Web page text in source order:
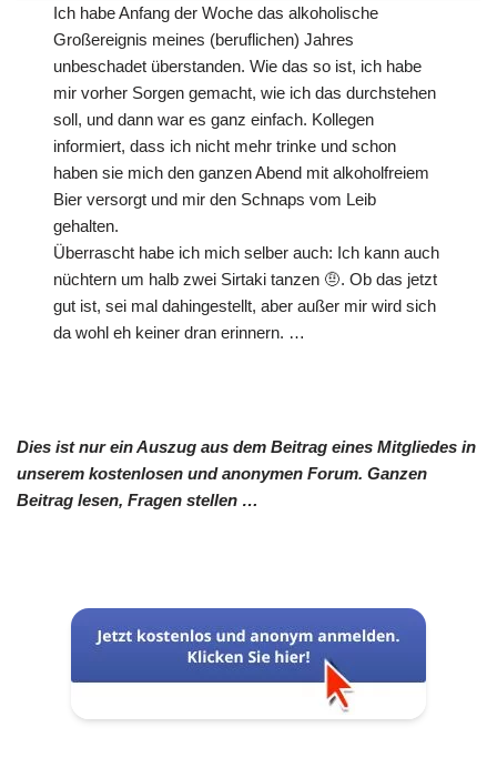
Ich habe Anfang der Woche das alkoholische
Großereignis meines (beruflichen) Jahres
unbeschadet überstanden. Wie das so ist, ich habe
mir vorher Sorgen gemacht, wie ich das durchstehen
soll, und dann war es ganz einfach. Kollegen
informiert, dass ich nicht mehr trinke und schon
haben sie mich den ganzen Abend mit alkoholfreiem
Bier versorgt und mir den Schnaps vom Leib
gehalten.
Überrascht habe ich mich selber auch: Ich kann auch
nüchtern um halb zwei Sirtaki tanzen 🤨. Ob das jetzt
gut ist, sei mal dahingestellt, aber außer mir wird sich
da wohl eh keiner dran erinnern. …
Dies ist nur ein Auszug aus dem Beitrag eines Mitgliedes in
unserem kostenlosen und anonymen Forum. Ganzen
Beitrag lesen, Fragen stellen …